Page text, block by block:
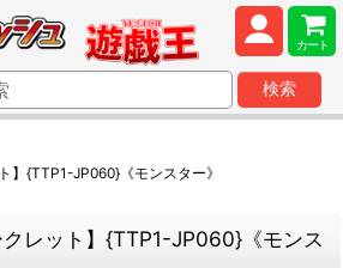
カート
検索
】{TTP1-JP060}《モンスター》
レット】{TTP1-JP060}《モンス